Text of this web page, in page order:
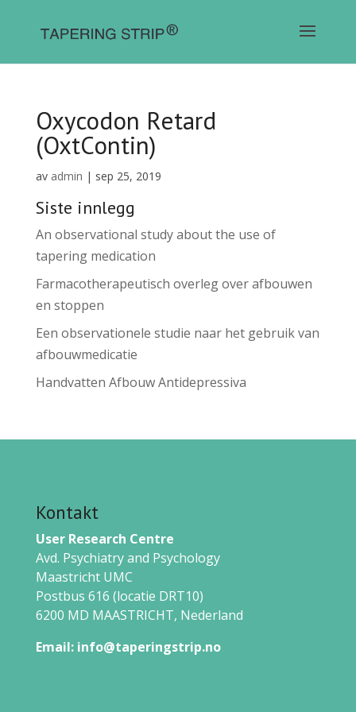
Oxycodon Retard
(OxtContin)
av admin | sep 25, 2019
Siste innlegg
An observational study about the use of
tapering medication
Farmacotherapeutisch overleg over afbouwen
en stoppen
Een observationele studie naar het gebruik van
afbouwmedicatie
Handvatten Afbouw Antidepressiva
Kontakt
User Research Centre
Avd. Psychiatry and Psychology
Maastricht UMC
Postbus 616 (locatie DRT10)
6200 MD MAASTRICHT, Nederland
Email: info@taperingstrip.no